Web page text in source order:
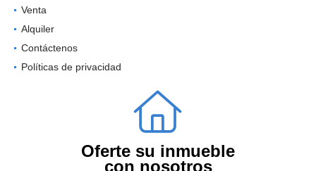
Venta
Alquiler
Contáctenos
Políticas de privacidad
Oferte su inmueble
con nosotros